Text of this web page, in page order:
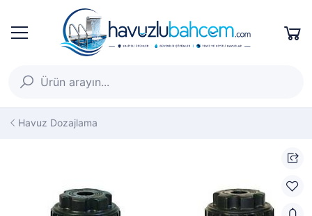
Havuz Dozajlama